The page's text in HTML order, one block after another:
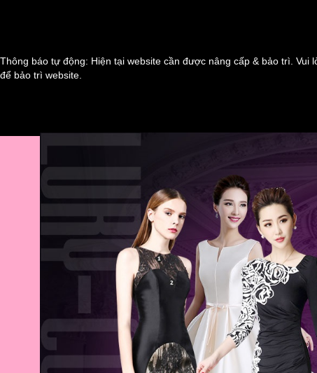
Thông báo tự động: Hiện tại website cần được nâng cấp & bảo trì.
để bảo trì website.